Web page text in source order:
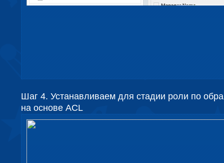
Шаг 4. Устанавливаем для стадии роли по
на основе ACL